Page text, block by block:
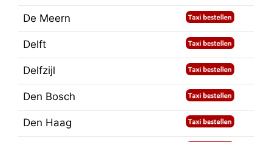
De Meern
Delft
Delfzijl
Den Bosch
Den Haag